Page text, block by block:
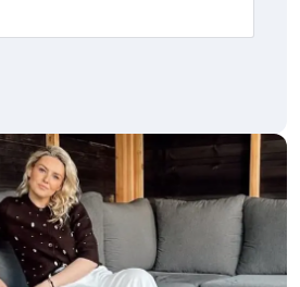
25×20 bocht r=2 uitwendig is ideaal
langs drukke wegen. Deze
zorgen voor een veilige, robuuste
tegen zware belastingen en intensief